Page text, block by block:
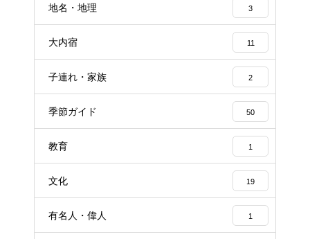
地名・地理 3
大内宿 11
子連れ・家族 2
季節ガイド 50
教育 1
文化 19
有名人・偉人 1